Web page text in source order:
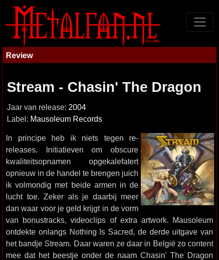
Review
Stream - Chasin' The Dragon
Jaar van release: 2004
Label: Mausoleum Records
In principe heb ik niets tegen re-
releases. Initiatieven om obscure
kwaliteitsopnamen opgekalefatert
opnieuw in de handel te brengen juich
ik volmondig met beide armen in de
lucht toe. Zeker als je daarbij meer
dan waar voor je geld krijgt in de vorm
van bonustracks, videoclips of extra artwork. Mausoleum
ontdekte onlangs Nothing Is Sacred, de derde uitgave van
het bandje Stream. Daar waren ze daar in België zo content
mee dat het beestje onder de naam Chasin' The Dragon